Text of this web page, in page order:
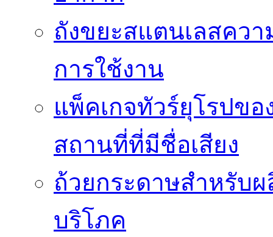
ถังขยะสแตนเลสคว
การใช้งาน
แพ็คเกจทัวร์ยุโรปขอ
สถานที่ที่มีชื่อเสียง
ถ้วยกระดาษสำหรับ
บริโภค